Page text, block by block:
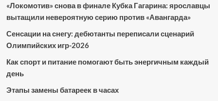
«Локомотив» снова в финале Кубка Гагарина: ярославцы
вытащили невероятную серию против «Авангарда»
Сенсации на снегу: дебютанты переписали сценарий
Олимпийских игр-2026
Как спорт и питание помогают быть энергичным каждый
день
Этапы замены батареек в часах